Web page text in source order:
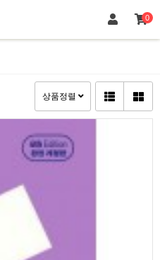
0
상품정렬